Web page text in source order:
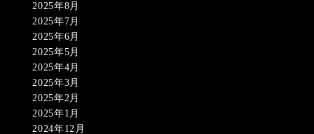
2025年8月
2025年7月
2025年6月
2025年5月
2025年4月
2025年3月
2025年2月
2025年1月
2024年12月